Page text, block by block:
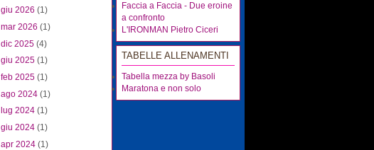
giu 2026 (1)
mar 2026 (1)
dic 2025 (4)
giu 2025 (1)
feb 2025 (1)
ago 2024 (1)
lug 2024 (1)
giu 2024 (1)
apr 2024 (1)
Faccia a Faccia - Due eroine
a confronto
L'IRONMAN Pietro Ciceri
TABELLE ALLENAMENTI
Tabella mezza by Basoli
Maratona e non solo